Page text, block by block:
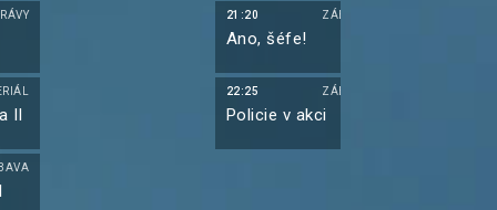
II
21:20 ZÁBAVA
Ano, šéfe!
22:25 ZÁBAVA
Policie v akci